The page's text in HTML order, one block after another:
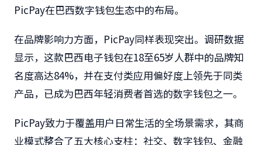
PicPay在巴西数字钱包生态中的布局。
在品牌影响力方面，PicPay同样表现突出。调研数据
显示，这款巴西电子钱包在18至65岁人群中的品牌知
名度高达84%，并在支付类应用偏好度上领先于同类
产品，已成为巴西年轻消费者首选的数字钱包之一。
PicPay致力于覆盖用户日常生活的全场景需求，其商
业模式整合了五大核心支柱：社交、数字钱包、金融